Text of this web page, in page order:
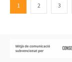
1 2 3